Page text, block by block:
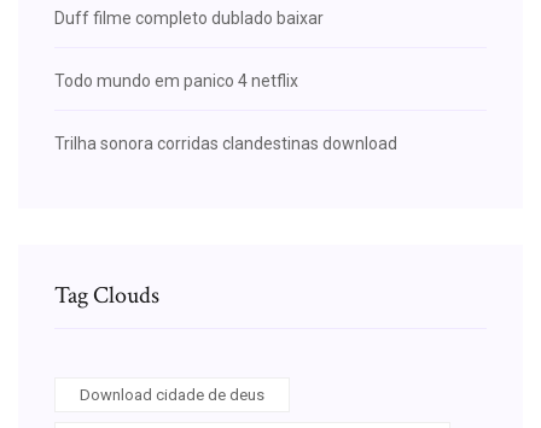
Duff filme completo dublado baixar
Todo mundo em panico 4 netflix
Trilha sonora corridas clandestinas download
Tag Clouds
Download cidade de deus